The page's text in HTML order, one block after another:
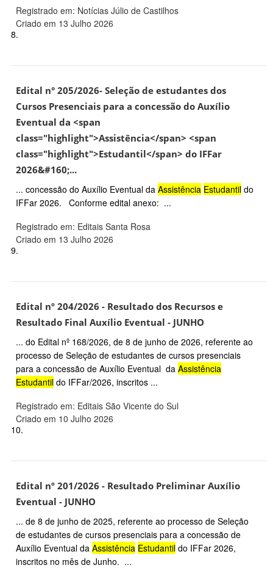
Registrado em: Notícias Júlio de Castilhos
Criado em 13 Julho 2026
8.
Edital n° 205/2026- Seleção de estudantes dos
Cursos Presenciais para a concessão do Auxílio
Eventual da <span
class="highlight">Assistência</span> <span
class="highlight">Estudantil</span> do IFFar
2026&#160;...
... concessão do Auxílio Eventual da Assistência Estudantil do
IFFar 2026. Conforme edital anexo: ...
Registrado em: Editais Santa Rosa
Criado em 13 Julho 2026
9.
Edital nº 204/2026 - Resultado dos Recursos e
Resultado Final Auxílio Eventual - JUNHO
... do Edital nº 168/2026, de 8 de junho de 2026, referente ao
processo de Seleção de estudantes de cursos presenciais
para a concessão de Auxílio Eventual da Assistência
Estudantil do IFFar/2026, inscritos ...
Registrado em: Editais São Vicente do Sul
Criado em 10 Julho 2026
10.
Edital nº 201/2026 - Resultado Preliminar Auxílio
Eventual - JUNHO
... de 8 de junho de 2025, referente ao processo de Seleção
de estudantes de cursos presenciais para a concessão de
Auxílio Eventual da Assistência Estudantil do IFFar 2026,
inscritos no mês de Junho. ...